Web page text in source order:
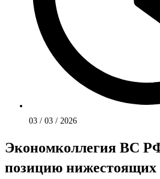
03 / 03 / 2026
Экономколлегия ВС
позицию нижестоящих